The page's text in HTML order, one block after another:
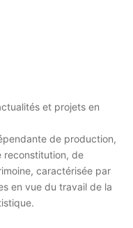
et projets en
de production,
reconstitution, de
caractérisée par
en vue du travail de la